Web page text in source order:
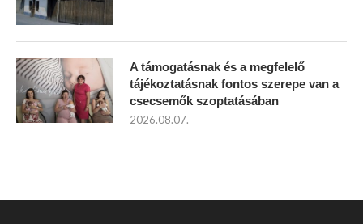
A támogatásnak és a megfelelő
tájékoztatásnak fontos szerepe van a
csecsemők szoptatásában
2026.08.07.